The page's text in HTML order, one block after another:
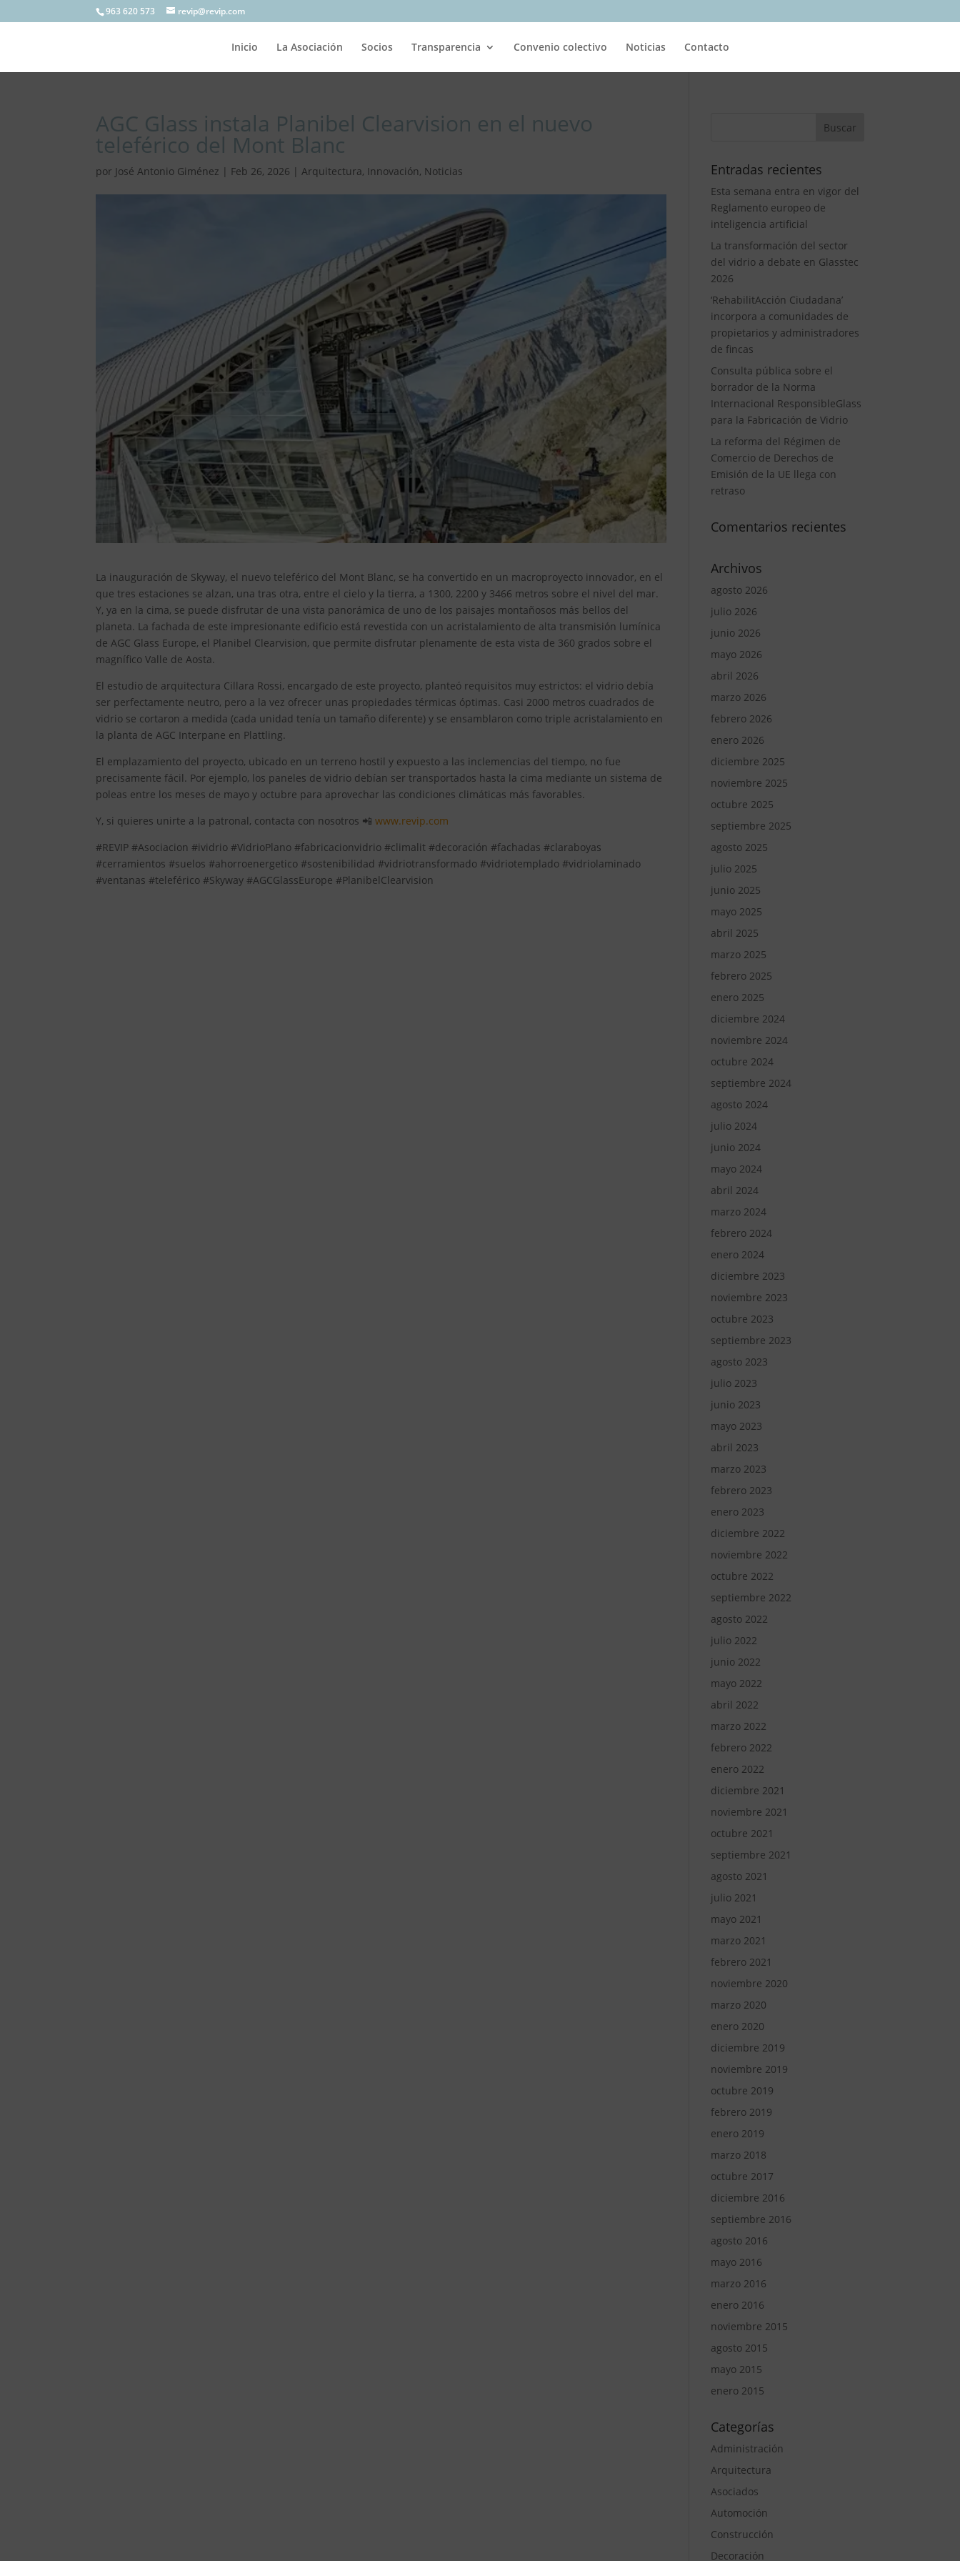
963 620 573 revip@revip.com
Inicio La Asociación Socios Transparencia Convenio colectivo Noticias Contacto
AGC Glass instala Planibel Clearvision en el nuevo
teleférico del Mont Blanc
por José Antonio Giménez | Feb 26, 2026 |Arquitectura, Innovación, Noticias
La inauguración de Skyway, el nuevo teleférico del Mont Blanc, se ha convertido en un macroproyecto innovador, en el
que tres estaciones se alzan, una tras otra, entre el cielo y la tierra, a 1300, 2200 y 3466 metros sobre el nivel del mar.
Y, ya en la cima, se puede disfrutar de una vista panorámica de uno de los paisajes montañosos más bellos del
planeta. La fachada de este impresionante edificio está revestida con un acristalamiento de alta transmisión lumínica
de AGC Glass Europe, el Planibel Clearvision, que permite disfrutar plenamente de esta vista de 360 ​​grados sobre el
magnífico Valle de Aosta.
El estudio de arquitectura Cillara Rossi, encargado de este proyecto, planteó requisitos muy estrictos: el vidrio debía
ser perfectamente neutro, pero a la vez ofrecer unas propiedades térmicas óptimas. Casi 2000 metros cuadrados de
vidrio se cortaron a medida (cada unidad tenía un tamaño diferente) y se ensamblaron como triple acristalamiento en
la planta de AGC Interpane en Plattling.
El emplazamiento del proyecto, ubicado en un terreno hostil y expuesto a las inclemencias del tiempo, no fue
precisamente fácil. Por ejemplo, los paneles de vidrio debían ser transportados hasta la cima mediante un sistema de
poleas entre los meses de mayo y octubre para aprovechar las condiciones climáticas más favorables.
Y, si quieres unirte a la patronal, contacta con nosotros 📲www.revip.com
#REVIP #Asociacion #ividrio #VidrioPlano #fabricacionvidrio #climalit #decoración #fachadas #claraboyas
#cerramientos #suelos #ahorroenergetico #sostenibilidad #vidriotransformado #vidriotemplado #vidriolaminado
#ventanas #teleférico #Skyway #AGCGlassEurope #PlanibelClearvision
Entradas recientes
Esta semana entra en vigor del
Reglamento europeo de
inteligencia artificial
La transformación del sector
del vidrio a debate en Glasstec
2026
‘RehabilitAcción Ciudadana’
incorpora a comunidades de
propietarios y administradores
de fincas
Consulta pública sobre el
borrador de la Norma
Internacional ResponsibleGlass
para la Fabricación de Vidrio
La reforma del Régimen de
Comercio de Derechos de
Emisión de la UE llega con
retraso
Comentarios recientes
Archivos
agosto 2026
julio 2026
junio 2026
mayo 2026
abril 2026
marzo 2026
febrero 2026
enero 2026
diciembre 2025
noviembre 2025
octubre 2025
septiembre 2025
agosto 2025
julio 2025
junio 2025
mayo 2025
abril 2025
marzo 2025
febrero 2025
enero 2025
diciembre 2024
noviembre 2024
octubre 2024
septiembre 2024
agosto 2024
julio 2024
junio 2024
mayo 2024
abril 2024
marzo 2024
febrero 2024
enero 2024
diciembre 2023
noviembre 2023
octubre 2023
septiembre 2023
agosto 2023
julio 2023
junio 2023
mayo 2023
abril 2023
marzo 2023
febrero 2023
enero 2023
diciembre 2022
noviembre 2022
octubre 2022
septiembre 2022
agosto 2022
julio 2022
junio 2022
mayo 2022
abril 2022
marzo 2022
febrero 2022
enero 2022
diciembre 2021
noviembre 2021
octubre 2021
septiembre 2021
agosto 2021
julio 2021
mayo 2021
marzo 2021
febrero 2021
noviembre 2020
marzo 2020
enero 2020
diciembre 2019
noviembre 2019
octubre 2019
febrero 2019
enero 2019
marzo 2018
octubre 2017
diciembre 2016
septiembre 2016
agosto 2016
mayo 2016
marzo 2016
enero 2016
noviembre 2015
agosto 2015
mayo 2015
enero 2015
Categorías
Administración
Arquitectura
Asociados
Automoción
Construcción
Decoración